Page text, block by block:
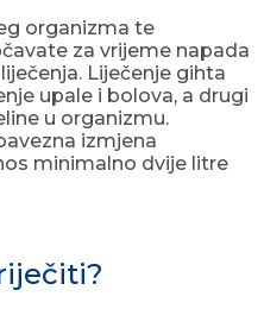
organizma te
za vrijeme napada
Liječenje gihta
upale i bolova, a drugi
u organizmu.
izmjena
minimalno dvije litre